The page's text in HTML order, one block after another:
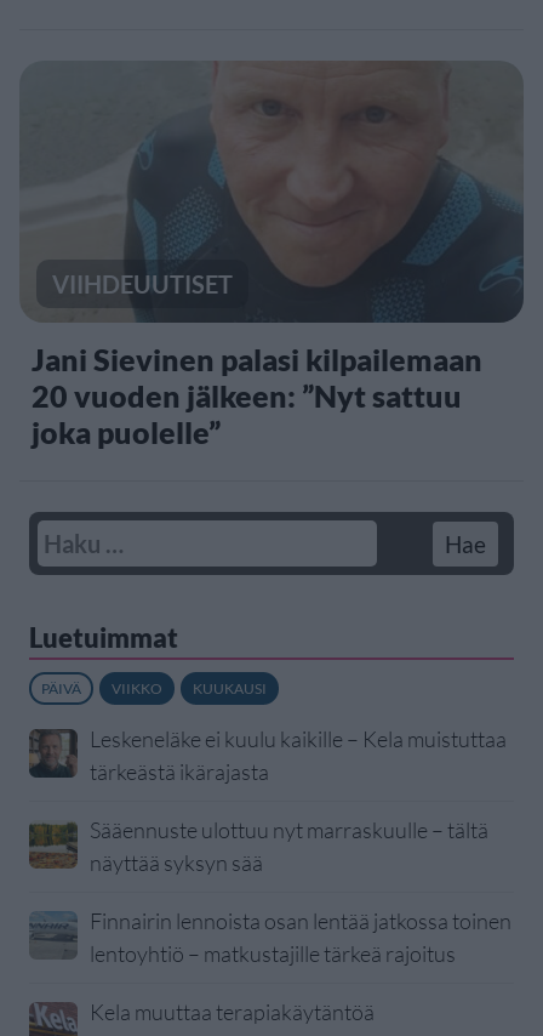
VIIHDEUUTISET
Jani Sievinen palasi kilpailemaan
20 vuoden jälkeen: ”Nyt sattuu
joka puolelle”
Luetuimmat
PÄIVÄ VIIKKO KUUKAUSI
Leskeneläke ei kuulu kaikille – Kela muistuttaa
tärkeästä ikärajasta
Sääennuste ulottuu nyt marraskuulle – tältä
näyttää syksyn sää
Finnairin lennoista osan lentää jatkossa toinen
lentoyhtiö – matkustajille tärkeä rajoitus
Kela muuttaa terapiakäytäntöä